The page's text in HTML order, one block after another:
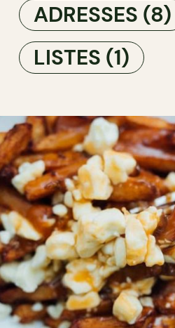
ADRESSES (8)
LISTES (1)